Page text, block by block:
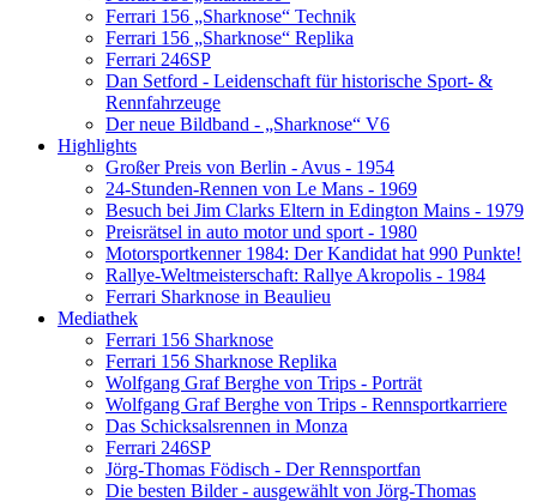
Ferrari 156 „Sharknose“ Technik
Ferrari 156 „Sharknose“ Replika
Ferrari 246SP
Dan Setford - Leidenschaft für historische Sport- &
Rennfahrzeuge
Der neue Bildband - „Sharknose“ V6
Highlights
Großer Preis von Berlin - Avus - 1954
24-Stunden-Rennen von Le Mans - 1969
Besuch bei Jim Clarks Eltern in Edington Mains - 1979
Preisrätsel in auto motor und sport - 1980
Motorsportkenner 1984: Der Kandidat hat 990 Punkte!
Rallye-Weltmeisterschaft: Rallye Akropolis - 1984
Ferrari Sharknose in Beaulieu
Mediathek
Ferrari 156 Sharknose
Ferrari 156 Sharknose Replika
Wolfgang Graf Berghe von Trips - Porträt
Wolfgang Graf Berghe von Trips - Rennsportkarriere
Das Schicksalsrennen in Monza
Ferrari 246SP
Jörg-Thomas Födisch - Der Rennsportfan
Die besten Bilder - ausgewählt von Jörg-Thomas